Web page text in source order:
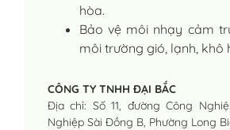
hòa.
Bảo vệ môi nhạy cảm
môi trường gió, lạnh, khô
CÔNG TY TNHH ĐẠI BẮC
Địa chỉ: Số 11, đường Công
Nghiệp Sài Đồng B, Phường Long